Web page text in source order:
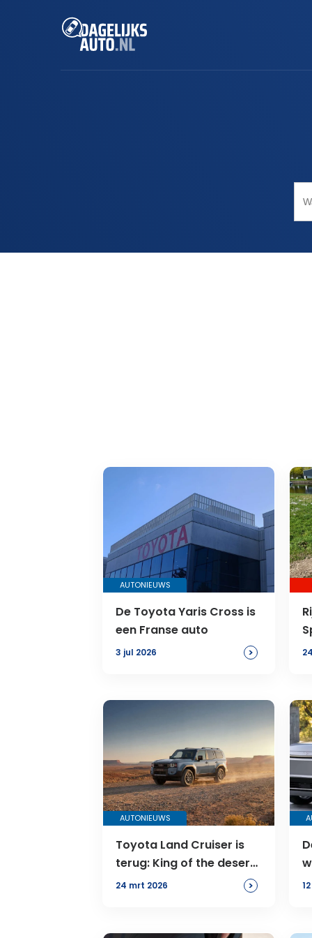
AUTONIEUWS
De Toyota Yaris Cross is
een Franse auto
3 jul 2026 >
AUTONIEUWS
Toyota Land Cruiser is
terug: King of the desert
krijgt updates
24 mrt 2026 >